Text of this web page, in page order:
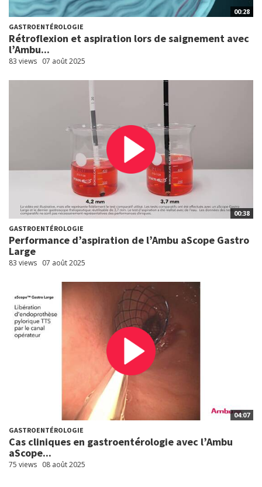
00:28
GASTROENTÉROLOGIE
Rétroflexion et aspiration lors de saignement avec
l’Ambu...
83 views 07 août 2025
00:38
GASTROENTÉROLOGIE
Performance d’aspiration de l’Ambu aScope Gastro
Large
83 views 07 août 2025
04:07
GASTROENTÉROLOGIE
Cas cliniques en gastroentérologie avec l’Ambu
aScope...
75 views 08 août 2025